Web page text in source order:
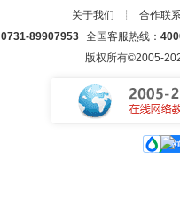
关于我们 ┊ 合作联
0731-89907953全国客服热线：
版权所有©2005-